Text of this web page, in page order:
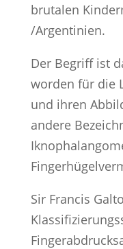
brutalen
/Argentinien.
Der Begriff ist
worden für die
und ihren
andere
Sir Francis